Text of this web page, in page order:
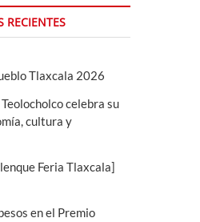
e
RECIENTES
Tlaxcala 2026
celebra su
cultura y
Feria Tlaxcala]
en el Premio